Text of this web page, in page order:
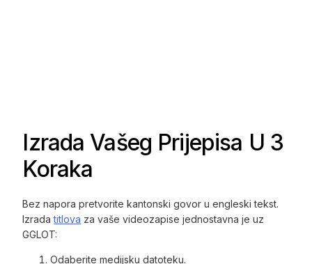
Izrada Vašeg Prijepisa U 3
Koraka
Bez napora pretvorite kantonski govor u engleski tekst.
Izradatitlova za vaše videozapise jednostavna je uz
GGLOT:
Odaberite medijsku datoteku.